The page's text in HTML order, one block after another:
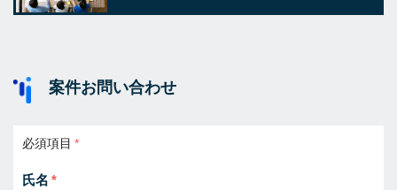
案件お問い合わせ
必須項目
氏名